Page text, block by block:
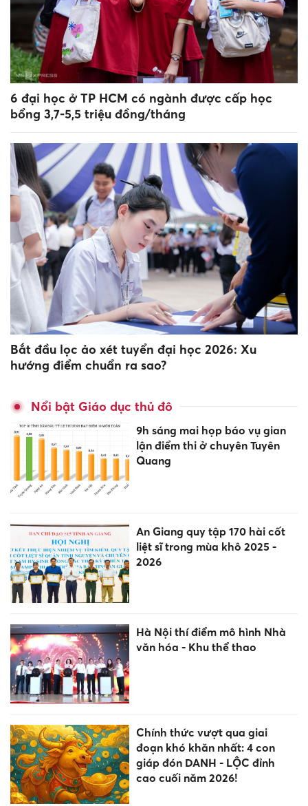
6 đại học ở TP HCM có ngành được cấp học
bổng 3,7-5,5 triệu đồng/tháng
Bắt đầu lọc ảo xét tuyển đại học 2026: Xu
hướng điểm chuẩn ra sao?
Nổi bật Giáo dục thủ đô
9h sáng mai họp báo vụ gian
lận điểm thi ở chuyên Tuyên
Quang
An Giang quy tập 170 hài cốt
liệt sĩ trong mùa khô 2025 -
2026
Hà Nội thí điểm mô hình Nhà
văn hóa - Khu thể thao
Chính thức vượt qua giai
đoạn khó khăn nhất: 4 con
giáp đón DANH - LỘC đỉnh
cao cuối năm 2026!